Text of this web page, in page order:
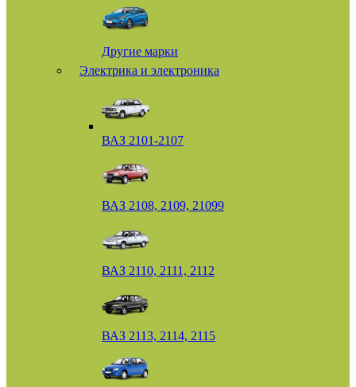
Другие марки
Электрика и электроника
ВАЗ 2101-2107
ВАЗ 2108, 2109, 21099
ВАЗ 2110, 2111, 2112
ВАЗ 2113, 2114, 2115